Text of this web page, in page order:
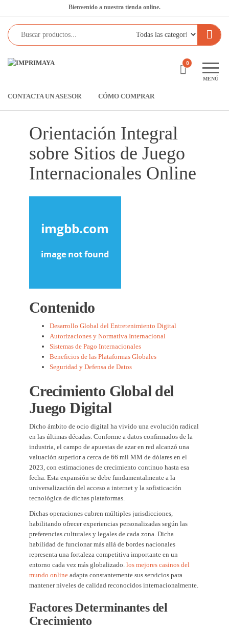
al
contenido
Bienvenido a nuestra tienda online.
MENÚ
0
CONTACTA UN ASESOR CÓMO COMPRAR
Orientación Integral
sobre Sitios de Juego
Internacionales Online
Contenido
Desarrollo Global del Entretenimiento Digital
Autorizaciones y Normativa Internacional
Sistemas de Pago Internacionales
Beneficios de las Plataformas Globales
Seguridad y Defensa de Datos
Crecimiento Global del
Juego Digital
Dicho ámbito de ocio digital ha vivido una evolución radical
en las últimas décadas. Conforme a datos confirmados de la
industria, el campo de apuestas de azar en red alcanzó una
valuación superior a cerca de 66 mil MM de dólares en el
2023, con estimaciones de crecimiento continuo hasta esa
fecha. Esta expansión se debe fundamentalmente a la
universalización del acceso a internet y la sofisticación
tecnológica de dichas plataformas.
Dichas operaciones cubren múltiples jurisdicciones,
habilitando ofrecer experiencias personalizadas según las
preferencias culturales y legales de cada zona. Dicha
habilidad de funcionar más allá de bordes nacionales
representa una fortaleza competitiva importante en un
entorno cada vez más globalizado. los mejores casinos del
mundo onlineadapta constantemente sus servicios para
mantener niveles de calidad reconocidos internacionalmente.
Factores Determinantes del
Crecimiento